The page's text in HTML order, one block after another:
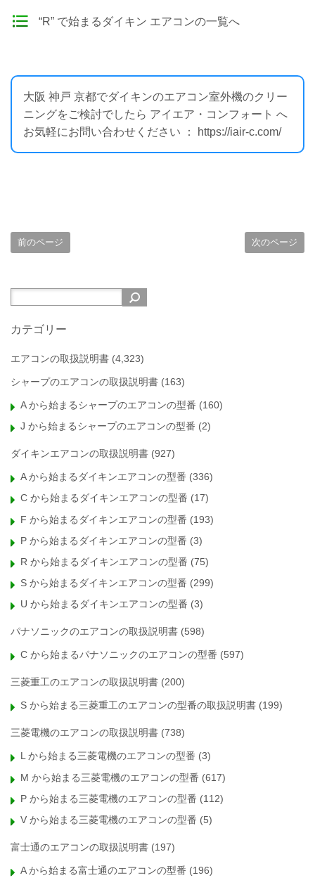
“R” で始まるダイキン エアコンの一覧へ
大阪 神戸 京都でダイキンのエアコン室外機のクリー
ニングをご検討でしたら アイエア・コンフォート へ
お気軽にお問い合わせください ： https://iair-c.com/
前のページ 次のページ
カテゴリー
エアコンの取扱説明書 (4,323)
シャープのエアコンの取扱説明書 (163)
A から始まるシャープのエアコンの型番 (160)
J から始まるシャープのエアコンの型番 (2)
ダイキンエアコンの取扱説明書 (927)
A から始まるダイキンエアコンの型番 (336)
C から始まるダイキンエアコンの型番 (17)
F から始まるダイキンエアコンの型番 (193)
P から始まるダイキンエアコンの型番 (3)
R から始まるダイキンエアコンの型番 (75)
S から始まるダイキンエアコンの型番 (299)
U から始まるダイキンエアコンの型番 (3)
パナソニックのエアコンの取扱説明書 (598)
C から始まるパナソニックのエアコンの型番 (597)
三菱重工のエアコンの取扱説明書 (200)
S から始まる三菱重工のエアコンの型番の取扱説明書 (199)
三菱電機のエアコンの取扱説明書 (738)
L から始まる三菱電機のエアコンの型番 (3)
M から始まる三菱電機のエアコンの型番 (617)
P から始まる三菱電機のエアコンの型番 (112)
V から始まる三菱電機のエアコンの型番 (5)
富士通のエアコンの取扱説明書 (197)
A から始まる富士通のエアコンの型番 (196)